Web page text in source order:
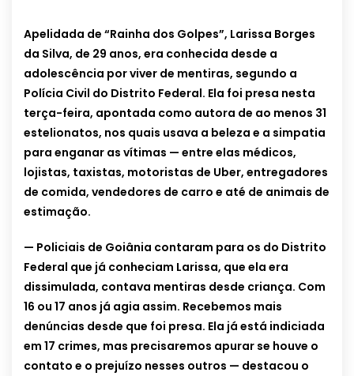
Apelidada de “Rainha dos Golpes”, Larissa Borges
da Silva, de 29 anos, era conhecida desde a
adolescência por viver de mentiras, segundo a
Polícia Civil do Distrito Federal. Ela foi presa nesta
terça-feira, apontada como autora de ao menos 31
estelionatos, nos quais usava a beleza e a simpatia
para enganar as vítimas — entre elas médicos,
lojistas, taxistas, motoristas de Uber, entregadores
de comida, vendedores de carro e até de animais de
estimação.
— Policiais de Goiânia contaram para os do Distrito
Federal que já conheciam Larissa, que ela era
dissimulada, contava mentiras desde criança. Com
16 ou 17 anos já agia assim. Recebemos mais
denúncias desde que foi presa. Ela já está indiciada
em 17 crimes, mas precisaremos apurar se houve o
contato e o prejuízo nesses outros — destacou o